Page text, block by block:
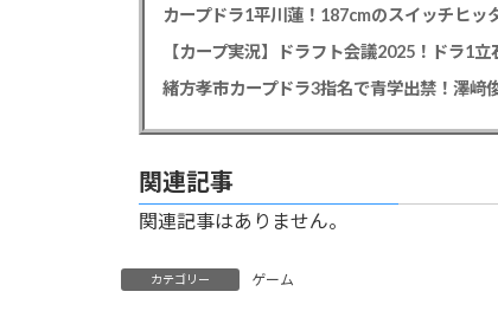
【カープ実況】ドラフト会議2025！ドラ1
緒方孝市カープドラ3指名で青学出禁！澤﨑
関連記事
関連記事はありません。
カテゴリー ゲーム